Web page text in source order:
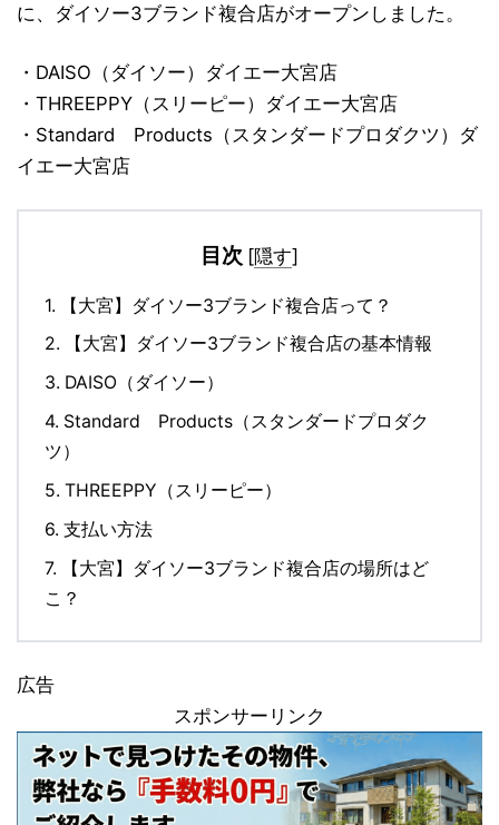
に、ダイソー3ブランド複合店がオープンしました。
・DAISO（ダイソー）ダイエー大宮店
・THREEPPY（スリーピー）ダイエー大宮店
・Standard Products（スタンダードプロダクツ）ダ
イエー大宮店
目次 [隠す]
1. 【大宮】ダイソー3ブランド複合店って？
2. 【大宮】ダイソー3ブランド複合店の基本情報
3. DAISO（ダイソー）
4. Standard Products（スタンダードプロダク
ツ）
5. THREEPPY（スリーピー）
6. 支払い方法
7. 【大宮】ダイソー3ブランド複合店の場所はど
こ？
広告
スポンサーリンク